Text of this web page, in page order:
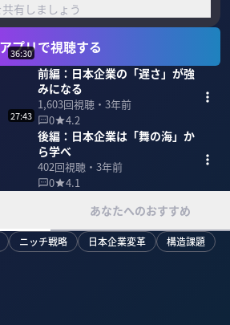
有しましょう
アプリで視聴する
36:30
前編：日本企業の「遅さ」が強
みになる
1,603回視聴・ 3年前
0
4.2
27:43
後編：日本企業は「舞の海」か
ら学べ
402回視聴・ 3年前
0
4.1
あなたへのおすすめ
ニッチ戦略 日本企業変革 構造課題